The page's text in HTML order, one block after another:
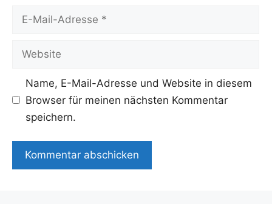
Adresse
Website
Name, E-Mail-Adresse und Website in diesem
Browser für meinen nächsten Kommentar
speichern.